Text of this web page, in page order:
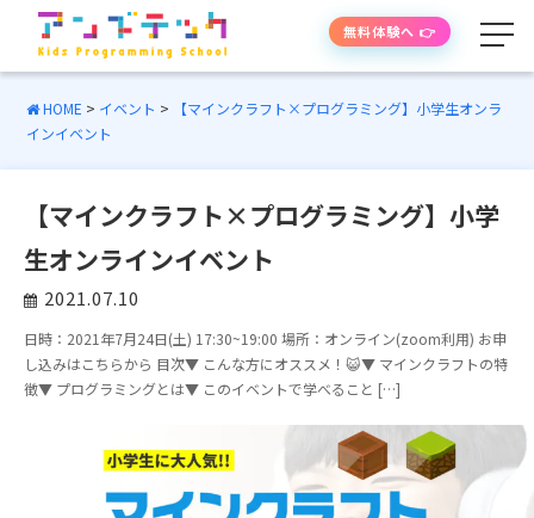
学べる内容
授業の流れ
授業時間・料金
生徒・保護者の声
無料体験へ 👉
HOME > イベント >
【マインクラフト×プログラミング】小学生オンラ
インイベント
【マインクラフト×プログラミング】小学
生オンラインイベント
2021.07.10
日時：2021年7月24日(土) 17:30~19:00 場所：オンライン(zoom利用) お申
し込みはこちらから 目次▼ こんな方にオススメ！😺▼ マインクラフトの特
徴▼ プログラミングとは▼ このイベントで学べること […]